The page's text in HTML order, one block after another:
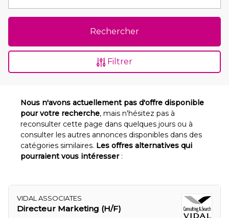
Rechercher
Filtrer
Nous n'avons actuellement pas d'offre disponible
pour votre recherche, mais n'hésitez pas à
reconsulter cette page dans quelques jours ou à
consulter les autres annonces disponibles dans des
catégories similaires. Les offres alternatives qui
pourraient vous intéresser:
VIDAL ASSOCIATES
Directeur Marketing (H/F)